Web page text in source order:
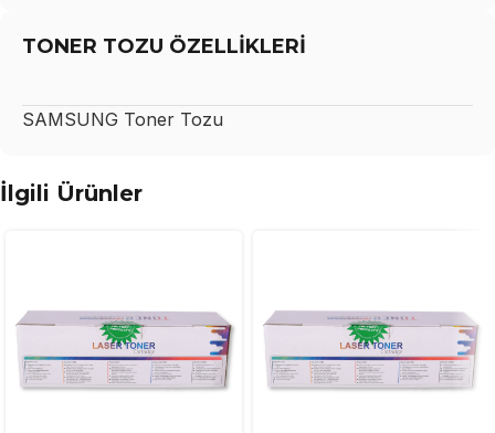
TONER TOZU ÖZELLİKLERİ
SAMSUNG Toner Tozu
İlgili Ürünler